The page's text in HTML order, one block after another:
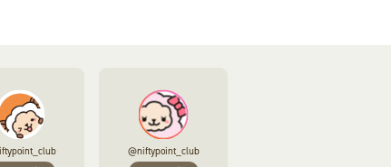
本
チケット・クーポン・チラシ
@niftypoint_club